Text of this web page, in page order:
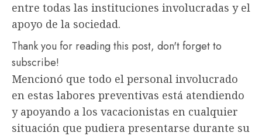
entre todas las instituciones involucradas y el
apoyo de la sociedad.
Thank you for reading this post, don't forget to
subscribe!
Mencionó que todo el personal involucrado
en estas labores preventivas está atendiendo
y apoyando a los vacacionistas en cualquier
situación que pudiera presentarse durante su